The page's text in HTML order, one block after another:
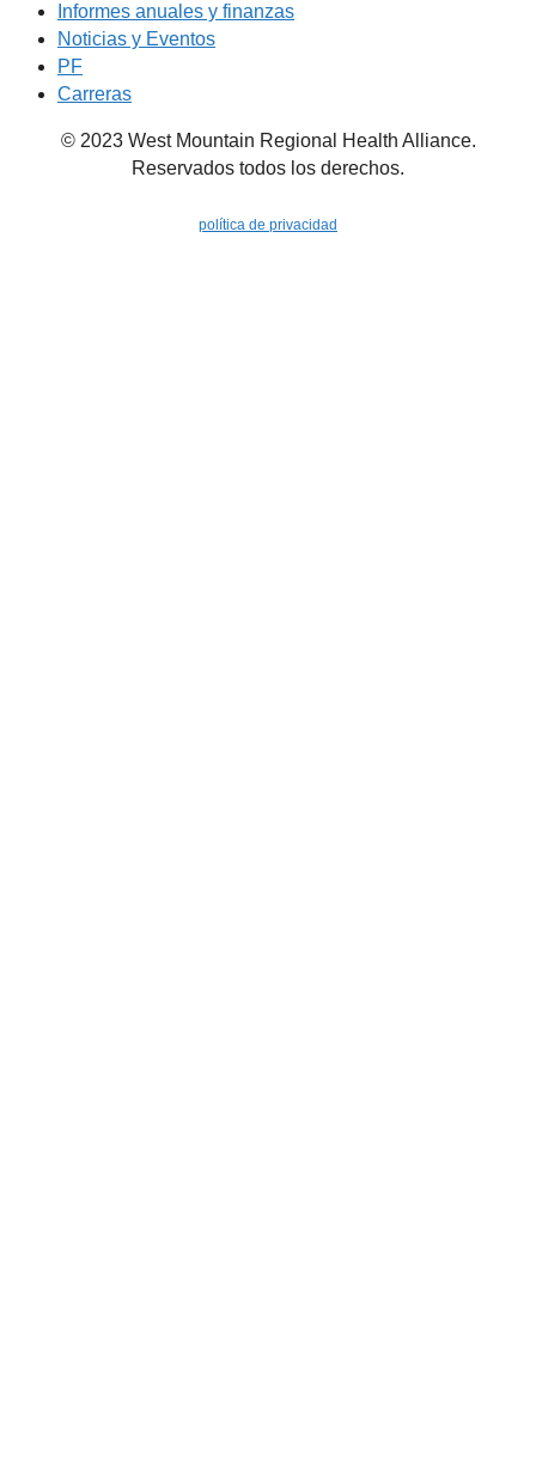
Informes anuales y finanzas
Noticias y Eventos
PF
Carreras
© 2023 West Mountain Regional Health Alliance.
Reservados todos los derechos.
política de privacidad